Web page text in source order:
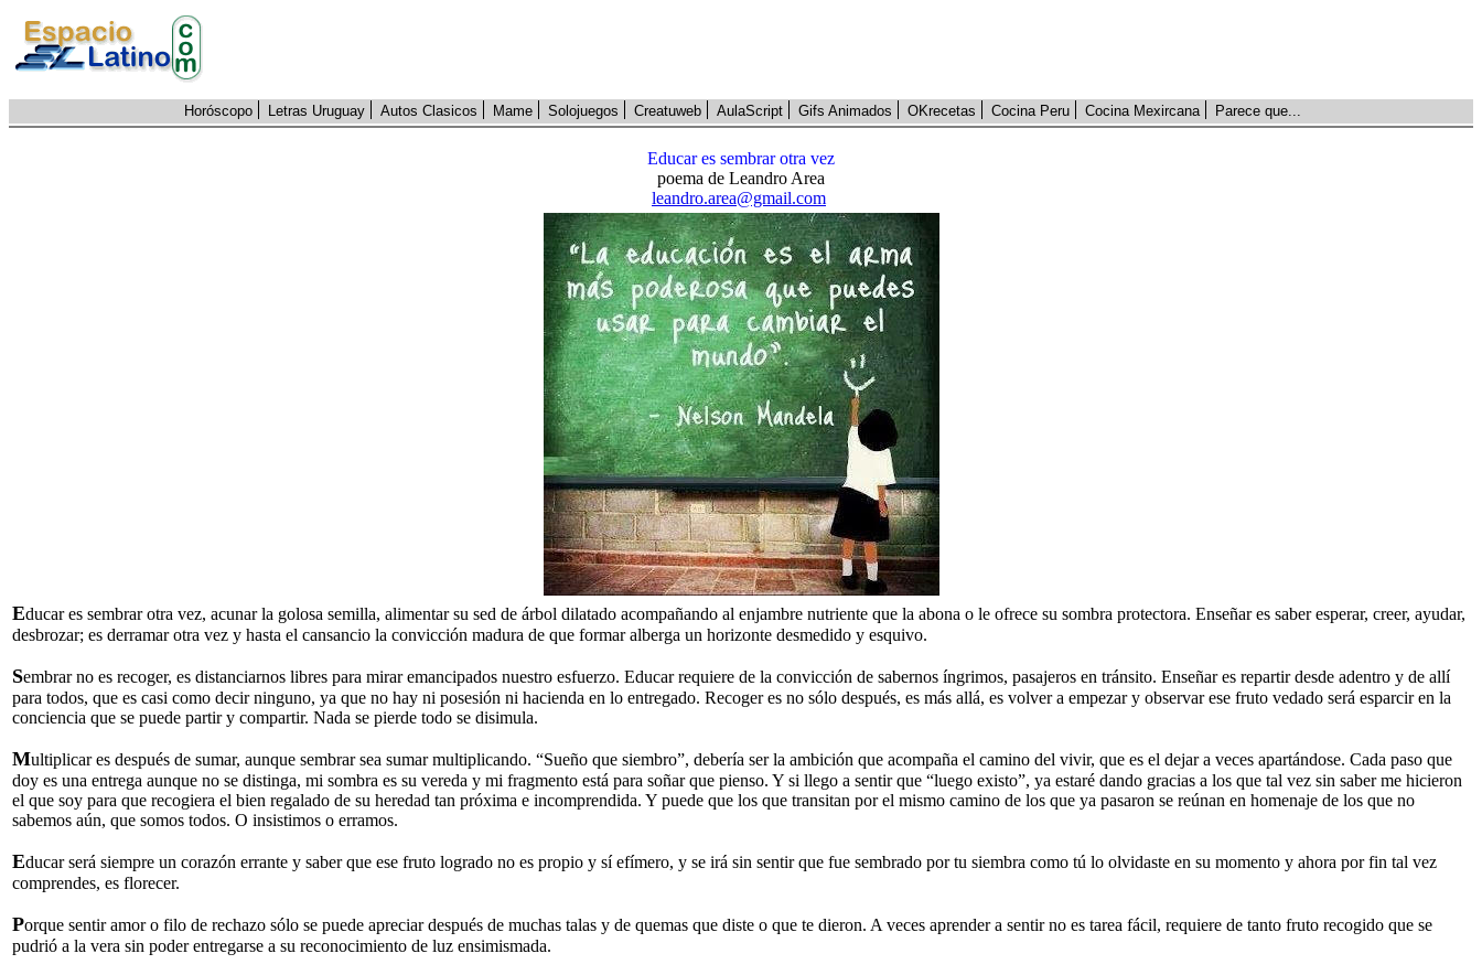
Horóscopo Letras Uruguay Autos Clasicos Mame Solojuegos Creatuweb AulaScript Gifs Animados OKrecetas Cocina Peru Cocina Mexircana Parece que...
Educar es sembrar otra vez
poema de Leandro Area
leandro.area@gmail.com
Educar es sembrar otra vez, acunar la golosa semilla, alimentar su sed de árbol dilatado acompañando al enjambre nutriente que la abona o le ofrece su sombra protectora. Enseñar es saber esperar, creer, ayudar,
desbrozar; es derramar otra vez y hasta el cansancio la convicción madura de que formar alberga un horizonte desmedido y esquivo.
Sembrar no es recoger, es distanciarnos libres para mirar emancipados nuestro esfuerzo. Educar requiere de la convicción de sabernos íngrimos, pasajeros en tránsito. Enseñar es repartir desde adentro y de allí
para todos, que es casi como decir ninguno, ya que no hay ni posesión ni hacienda en lo entregado. Recoger es no sólo después, es más allá, es volver a empezar y observar ese fruto vedado será esparcir en la
conciencia que se puede partir y compartir. Nada se pierde todo se disimula.
Multiplicar es después de sumar, aunque sembrar sea sumar multiplicando. “Sueño que siembro”, debería ser la ambición que acompaña el camino del vivir, que es el dejar a veces apartándose. Cada paso que
doy es una entrega aunque no se distinga, mi sombra es su vereda y mi fragmento está para soñar que pienso. Y si llego a sentir que “luego existo”, ya estaré dando gracias a los que tal vez sin saber me hicieron
el que soy para que recogiera el bien regalado de su heredad tan próxima e incomprendida. Y puede que los que transitan por el mismo camino de los que ya pasaron se reúnan en homenaje de los que no
sabemos aún, que somos todos. O insistimos o erramos.
Educar será siempre un corazón errante y saber que ese fruto logrado no es propio y sí efímero, y se irá sin sentir que fue sembrado por tu siembra como tú lo olvidaste en su momento y ahora por fin tal vez
comprendes, es florecer.
Porque sentir amor o filo de rechazo sólo se puede apreciar después de muchas talas y de quemas que diste o que te dieron. A veces aprender a sentir no es tarea fácil, requiere de tanto fruto recogido que se
pudrió a la vera sin poder entregarse a su reconocimiento de luz ensimismada.